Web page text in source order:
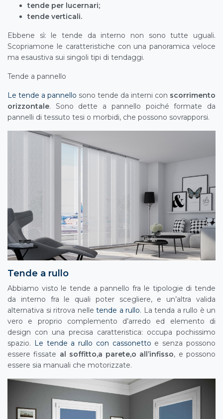
tende per lucernari;
tende verticali.
Ebbene sì: le tende da interno non sono tutte uguali.
Scopriamone le caratteristiche con una panoramica veloce
ma esaustiva sui singoli tipi di tendaggi.
Tende a pannello
Le tende a pannello sono tende da interni con scorrimento
orizzontale. Sono dette a pannello poiché formate da
pannelli di tessuto tesi o morbidi, che possono sovrapporsi.
Tende a rullo
Abbiamo visto le tende a pannello fra le tipologie di tende
da interno fra le quali poter scegliere, e un’altra valida
alternativa si ritrova nelle tende a rullo. La tenda a rullo è un
vero e proprio complemento d’arredo ed elemento di
design con una precisa caratteristica: occupa pochissimo
spazio.
Le tende a rullo con cassonetto e senza possono
essere fissate al soffitto,a parete,o all’infisso, e possono
essere sia manuali che motorizzate.